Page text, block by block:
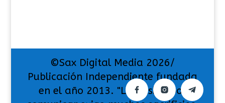
©Sax Digital Media 2026/
Publicación Independiente fundada
en el año 2013. "La pasión por